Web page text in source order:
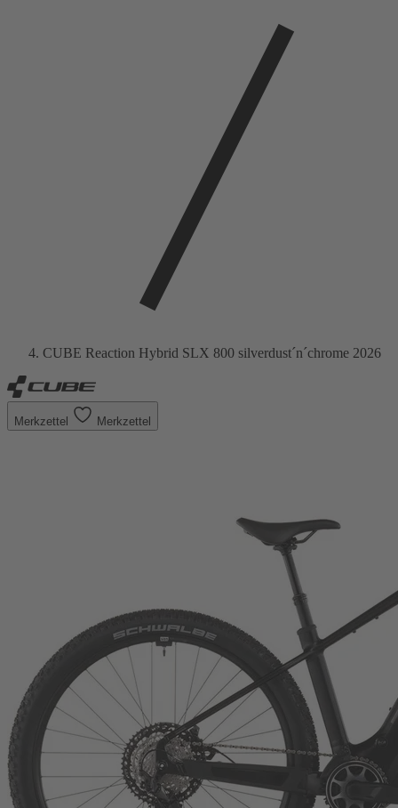
CUBE Reaction Hybrid SLX 800 silverdust´n´chrome 2026
Merkzettel Merkzettel